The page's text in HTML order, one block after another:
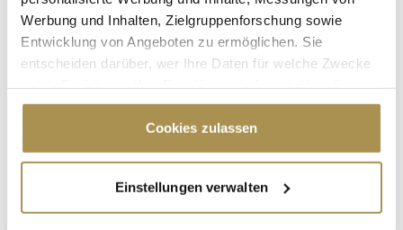
Werbung und Inhalten, Zielgruppenforschung sowie
Entwicklung von Angeboten zu ermöglichen. Sie
entscheiden darüber, wer Ihre Daten für welche Zwecke
Cookie-Erklärung oder durch Klicken auf das Privacy
Trigger Symbol ändern oder widerrufen
Informationen über Ihre geografische Lage
erfassen, welche bis auf einige Meter genau sein
Cookies zulassen
Einstellungen verwalten